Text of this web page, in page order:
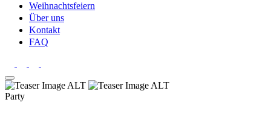
Weihnachtsfeiern
Über uns
Kontakt
FAQ
Party